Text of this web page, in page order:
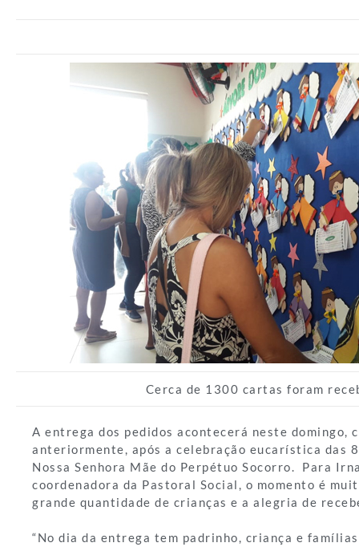
Cerca de 1300 cartas foram
A entrega dos pedidos acontecerá neste domingo,
anteriormente, após a celebração eucarística das
Nossa Senhora Mãe do Perpétuo Socorro. Para
coordenadora da Pastoral Social, o momento é
grande quantidade de crianças e a alegria de
“No dia da entrega tem padrinho, criança e